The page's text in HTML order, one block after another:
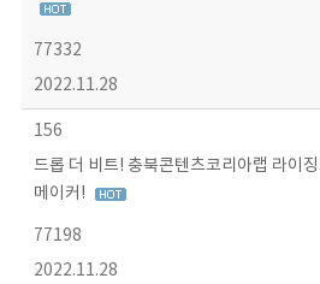
77332
2022.11.28
156
드롭 더 비트! 충북콘텐츠코리아랩 라이
메이커!
77198
2022.11.28